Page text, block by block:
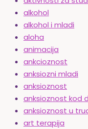
alkohol
alkohol i mladi
aloha
animacija
ankcioznost
anksiozni mladi
anksioznost
anksioznost kod
anksioznost u
art terapija